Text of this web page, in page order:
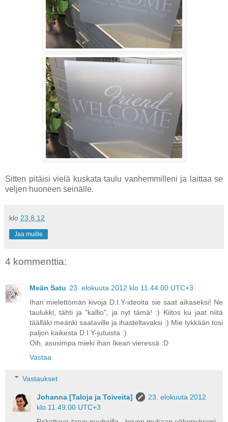
Sitten pitäisi vielä kuskata taulu vanhemmilleni ja laittaa se
veljen huoneen seinälle.
klo 23.8.12
Jaa muille
4 kommenttia:
Meän Satu 23. elokuuta 2012 klo 11.44.00 UTC+3
Ihan mielettömän kivoja D.I.Y-ideoita sie saat aikaseksi! Ne
taulukki, tähti ja "kallio", ja nyt tämä! :) Kiitos ku jaat niitä
täälläki meänki saataville ja ihasteltavaksi :) Mie tykkään tosi
paljon kaikesta D.I.Y-jutuista :)
Oih, asusimpa mieki ihan Ikean vieressä :D
Vastaa
Vastaukset
Johanna [Taloja ja Toiveita]
23. elokuuta 2012
klo 11.49.00 UTC+3